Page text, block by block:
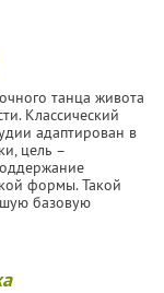
танца живота
Классический
адаптирован в
цель –
формы. Такой
базовую